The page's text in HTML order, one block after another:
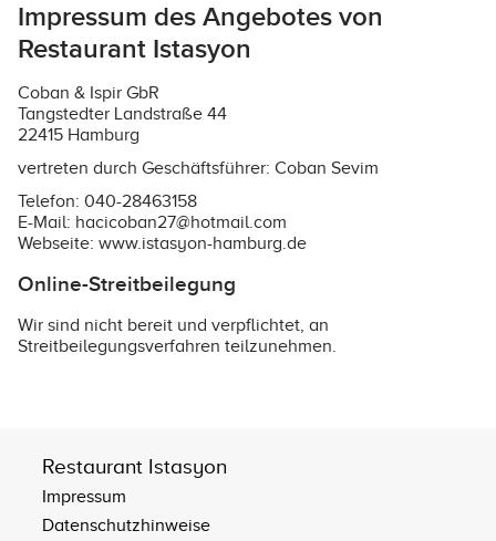
Impressum des Angebotes von
Restaurant Istasyon
Coban & Ispir GbR
Tangstedter Landstraße 44
22415 Hamburg
vertreten durch Geschäftsführer: Coban Sevim
Telefon: 040-28463158
E-Mail: hacicoban27@hotmail.com
Webseite: www.istasyon-hamburg.de
Online-Streitbeilegung
Wir sind nicht bereit und verpflichtet, an
Streitbeilegungsverfahren teilzunehmen.
Restaurant Istasyon
Impressum
Datenschutzhinweise